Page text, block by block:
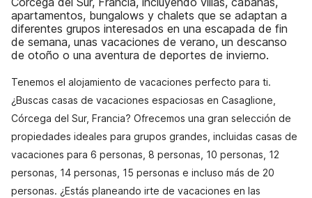
apartamentos, bungalows y chalets que se adaptan a
diferentes grupos interesados en una escapada de fin
de semana, unas vacaciones de verano, un descanso
de otoño o una aventura de deportes de invierno.
Tenemos el alojamiento de vacaciones perfecto para ti.
¿Buscas casas de vacaciones espaciosas en Casaglione,
Córcega del Sur, Francia? Ofrecemos una gran selección de
propiedades ideales para grupos grandes, incluidas casas de
vacaciones para 6 personas, 8 personas, 10 personas, 12
personas, 14 personas, 15 personas e incluso más de 20
personas. ¿Estás planeando irte de vacaciones en las